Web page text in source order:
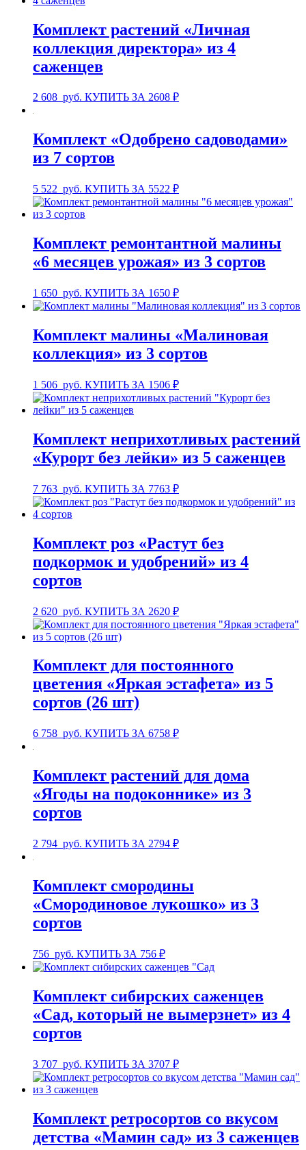
Комплект растений «Личная
коллекция директора» из 4
саженцев
2 608 руб. КУПИТЬ ЗА 2608 ₽
Комплект «Одобрено садоводами»
из 7 сортов
5 522 руб. КУПИТЬ ЗА 5522 ₽
Комплект ремонтантной малины
«6 месяцев урожая» из 3 сортов
1 650 руб. КУПИТЬ ЗА 1650 ₽
Комплект малины «Малиновая
коллекция» из 3 сортов
1 506 руб. КУПИТЬ ЗА 1506 ₽
Комплект неприхотливых растений
«Курорт без лейки» из 5 саженцев
7 763 руб. КУПИТЬ ЗА 7763 ₽
Комплект роз «Растут без
подкормок и удобрений» из 4
сортов
2 620 руб. КУПИТЬ ЗА 2620 ₽
Комплект для постоянного
цветения «Яркая эстафета» из 5
сортов (26 шт)
6 758 руб. КУПИТЬ ЗА 6758 ₽
Комплект растений для дома
«Ягоды на подоконнике» из 3
сортов
2 794 руб. КУПИТЬ ЗА 2794 ₽
Комплект смородины
«Смородиновое лукошко» из 3
сортов
756 руб. КУПИТЬ ЗА 756 ₽
Комплект сибирских саженцев
«Сад, который не вымерзнет» из 4
сортов
3 707 руб. КУПИТЬ ЗА 3707 ₽
Комплект ретросортов со вкусом
детства «Мамин сад» из 3 саженцев